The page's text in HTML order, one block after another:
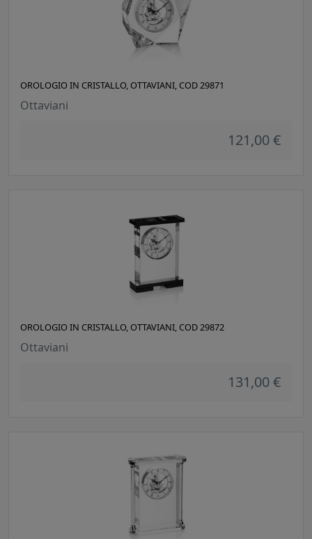
OROLOGIO IN CRISTALLO, OTTAVIANI, COD 29871
Ottaviani
121,00 €
OROLOGIO IN CRISTALLO, OTTAVIANI, COD 29872
Ottaviani
131,00 €